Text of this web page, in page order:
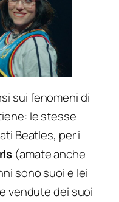
sui fenomeni di
le stesse
Beatles, per i
(amate anche
sonosuoie lei
vendute dei suoi